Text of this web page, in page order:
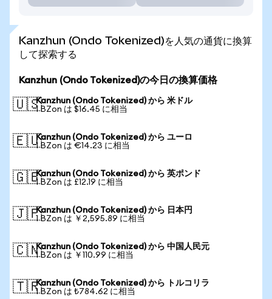
Kanzhun (Ondo Tokenized)を人気の通貨に換算
して探索する
Kanzhun (Ondo Tokenized)の今日の換算価格
🇺🇸Kanzhun (Ondo Tokenized) から 米ドル
1 BZon は $16.45 に相当
🇪🇺Kanzhun (Ondo Tokenized) から ユーロ
1 BZon は €14.23 に相当
🇬🇧Kanzhun (Ondo Tokenized) から 英ポンド
1 BZon は £12.19 に相当
🇯🇵Kanzhun (Ondo Tokenized) から 日本円
1 BZon は ￥2,595.89 に相当
🇨🇳Kanzhun (Ondo Tokenized) から 中国人民元
1 BZon は ￥110.99 に相当
🇹🇷Kanzhun (Ondo Tokenized) から トルコリラ
1 BZon は ₺784.62 に相当